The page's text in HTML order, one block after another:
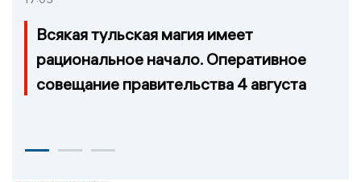
Всякая тульская магия имеет
рациональное начало. Оперативное
совещание правительства 4 августа